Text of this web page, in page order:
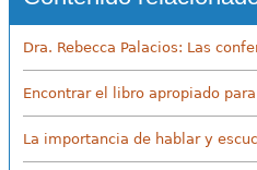
Dra. Rebecca Palacios: Las
Encontrar el libro apropiado
La importancia de hablar y